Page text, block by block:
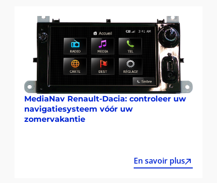
MediaNav Renault-Dacia: controleer uw
navigatiesysteem vóór uw
zomervakantie
En savoir plus